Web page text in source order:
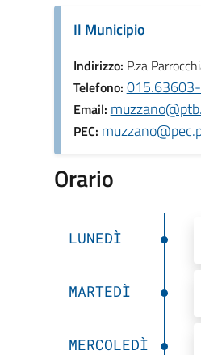
Il Municipio
Indirizzo: P.za
Telefono:
Email:
PEC:
Orario
LUNEDÌ
MARTEDÌ
MERCOLEDÌ